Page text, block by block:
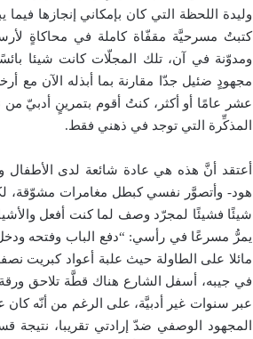
وليدة اللحظة التي كان بإمكاني إنجازها
كتبتُ مسرحيَّة مقفّاة كاملة في محاكاةٍ
ومدوّنة في آن، تلك المجلّات كانت شيئا
مجهودٍ ضئيل جدّا مقارنة بما أبذله الآن
عشر عامًا أو أكثر، كنتُ أقوم بتمرينٍ أدبيّ
المذكِّرة التي توجد في ذهني فقط.
أعتقد أنَّ هذه هي عادة شائعة لدى الأطفال
هود- وأتصوَّر نفسي كبطل مغامرات
شيئًا فشيئًا لمجرّد وصف لما كنت أفعل
يمرُّ مسرعًا في رأسي: “دفع الباب وفتحه
مائلا على الطاولة حيث علبة أعواد كبريت
في جيبه، أسفل الشارع هناك قطَّة تلاحق
عبر سنوات غير أدبيَّة، على الرغم من أنّه
المجهود الوصفي ضدّ إرادتي تقريبا،